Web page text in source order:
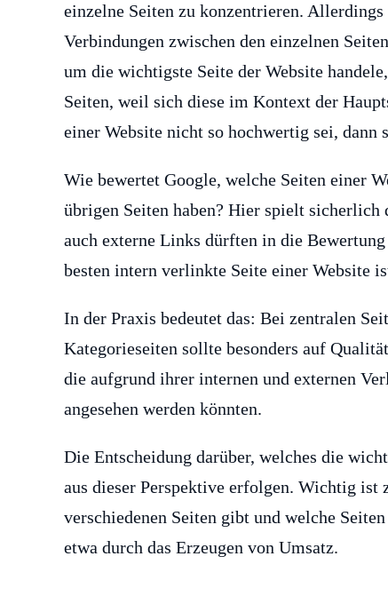
einzelne Seiten zu konzentrieren.
Verbindungen zwischen den einzelnen
um die wichtigste Seite der Website
Seiten, weil sich diese im Kontext der
einer Website nicht so hochwertig sei, dann
Wie bewertet Google, welche Seiten einer
übrigen Seiten haben? Hier spielt
auch externe Links dürften in die
besten intern verlinkte Seite einer Website
In der Praxis bedeutet das: Bei zentralen
Kategorieseiten sollte besonders auf
die aufgrund ihrer internen und externen
angesehen werden könnten.
Die Entscheidung darüber, welches die
aus dieser Perspektive erfolgen. Wichtig ist
verschiedenen Seiten gibt und welche
etwa durch das Erzeugen von Umsatz.